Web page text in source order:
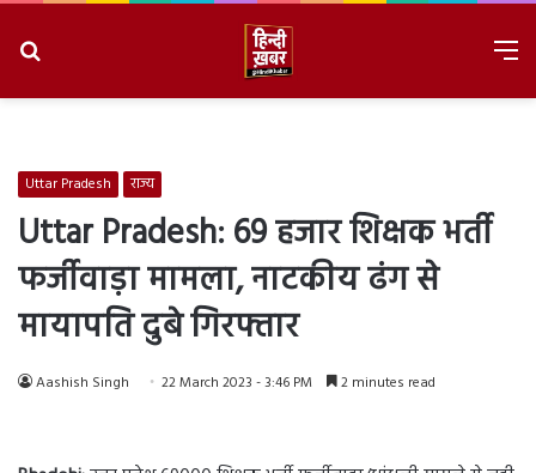
Uttar Pradesh राज्य
Uttar Pradesh: 69 हजार शिक्षक भर्ती
फर्जीवाड़ा मामला, नाटकीय ढंग से
मायापति दुबे गिरफ्तार
Aashish Singh 22 March 2023 - 3:46 PM 2 minutes read